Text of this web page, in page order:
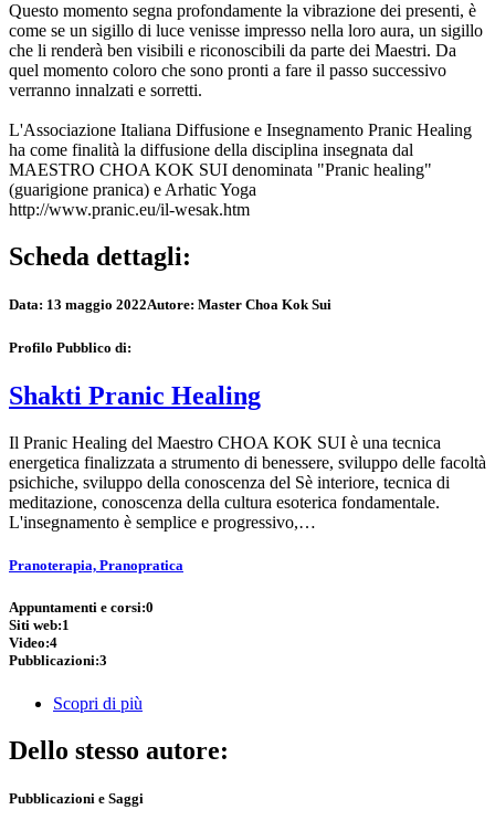
Questo momento segna profondamente la vibrazione dei presenti, è
come se un sigillo di luce venisse impresso nella loro aura, un sigillo
che li renderà ben visibili e riconoscibili da parte dei Maestri. Da
quel momento coloro che sono pronti a fare il passo successivo
verranno innalzati e sorretti.
L'Associazione Italiana Diffusione e Insegnamento Pranic Healing
ha come finalità la diffusione della disciplina insegnata dal
MAESTRO CHOA KOK SUI denominata "Pranic healing"
(guarigione pranica) e Arhatic Yoga
http://www.pranic.eu/il-wesak.htm
Scheda dettagli:
Data: 13 maggio 2022Autore: Master Choa Kok Sui
Profilo Pubblico di:
Shakti Pranic Healing
Il Pranic Healing del Maestro CHOA KOK SUI è una tecnica
energetica finalizzata a strumento di benessere, sviluppo delle facoltà
psichiche, sviluppo della conoscenza del Sè interiore, tecnica di
meditazione, conoscenza della cultura esoterica fondamentale.
L'insegnamento è semplice e progressivo,…
Pranoterapia, Pranopratica
Appuntamenti e corsi:0
Siti web:1
Video:4
Pubblicazioni:3
Scopri di più
Dello stesso autore:
Pubblicazioni e Saggi